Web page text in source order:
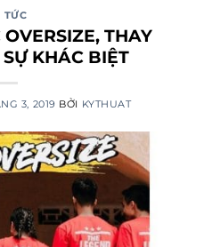
TỨC
THAY
KHÁC BIỆT
3, 2019 BỞI KYTHUAT